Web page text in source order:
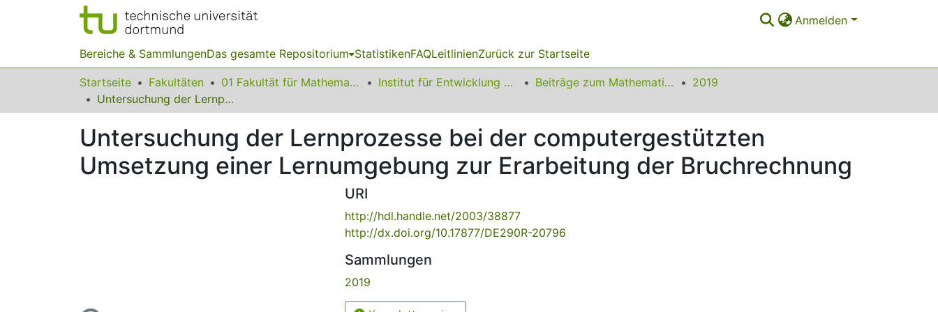
Anmelden
Bereiche & SammlungenDas gesamte Repositorium StatistikenFAQLeitlinienZurück zur Startseite
Startseite Fakultäten 01 Fakultät für Mathematik Institut für Entwicklung und Erforschung des Mathematikunterrichts Beiträge zum Mathematikunterricht
2019
Untersuchung der Lernprozesse bei der computergestützten Umsetzung einer Lernumgebung zur Erarbeitung der Bruchrechnung
Untersuchung der Lernprozesse bei der computergestützten
Umsetzung einer Lernumgebung zur Erarbeitung der Bruchrechnung
URI
http://hdl.handle.net/2003/38877
http://dx.doi.org/10.17877/DE290R-20796
Sammlungen
2019